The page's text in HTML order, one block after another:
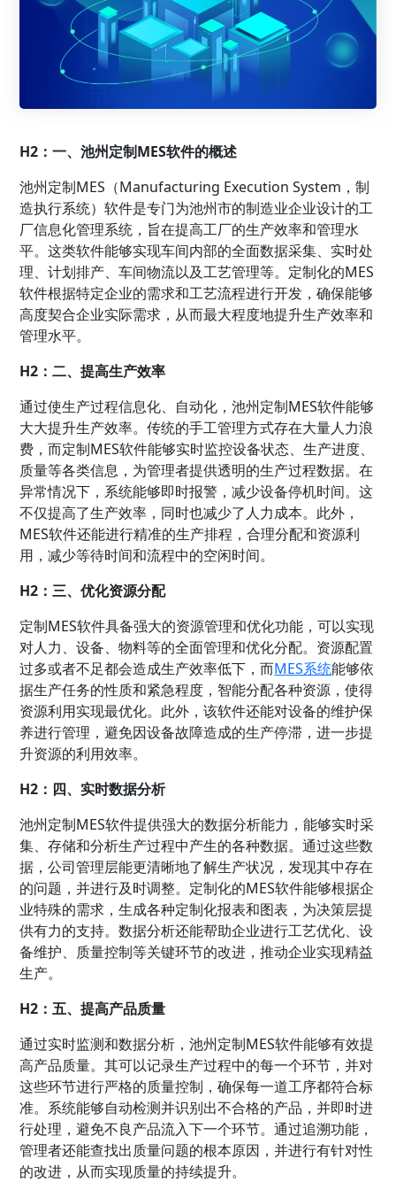
H2：一、池州定制MES软件的概述
池州定制MES（Manufacturing Execution System，制
造执行系统）软件是专门为池州市的制造业企业设计的工
厂信息化管理系统，旨在提高工厂的生产效率和管理水
平。这类软件能够实现车间内部的全面数据采集、实时处
理、计划排产、车间物流以及工艺管理等。定制化的MES
软件根据特定企业的需求和工艺流程进行开发，确保能够
高度契合企业实际需求，从而最大程度地提升生产效率和
管理水平。
H2：二、提高生产效率
通过使生产过程信息化、自动化，池州定制MES软件能够
大大提升生产效率。传统的手工管理方式存在大量人力浪
费，而定制MES软件能够实时监控设备状态、生产进度、
质量等各类信息，为管理者提供透明的生产过程数据。在
异常情况下，系统能够即时报警，减少设备停机时间。这
不仅提高了生产效率，同时也减少了人力成本。此外，
MES软件还能进行精准的生产排程，合理分配和资源利
用，减少等待时间和流程中的空闲时间。
H2：三、优化资源分配
定制MES软件具备强大的资源管理和优化功能，可以实现
对人力、设备、物料等的全面管理和优化分配。资源配置
过多或者不足都会造成生产效率低下，而MES系统能够依
据生产任务的性质和紧急程度，智能分配各种资源，使得
资源利用实现最优化。此外，该软件还能对设备的维护保
养进行管理，避免因设备故障造成的生产停滞，进一步提
升资源的利用效率。
H2：四、实时数据分析
池州定制MES软件提供强大的数据分析能力，能够实时采
集、存储和分析生产过程中产生的各种数据。通过这些数
据，公司管理层能更清晰地了解生产状况，发现其中存在
的问题，并进行及时调整。定制化的MES软件能够根据企
业特殊的需求，生成各种定制化报表和图表，为决策层提
供有力的支持。数据分析还能帮助企业进行工艺优化、设
备维护、质量控制等关键环节的改进，推动企业实现精益
生产。
H2：五、提高产品质量
通过实时监测和数据分析，池州定制MES软件能够有效提
高产品质量。其可以记录生产过程中的每一个环节，并对
这些环节进行严格的质量控制，确保每一道工序都符合标
准。系统能够自动检测并识别出不合格的产品，并即时进
行处理，避免不良产品流入下一个环节。通过追溯功能，
管理者还能查找出质量问题的根本原因，并进行有针对性
的改进，从而实现质量的持续提升。